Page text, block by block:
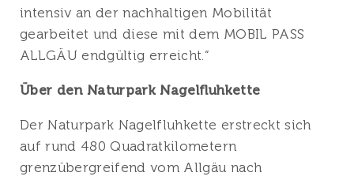
intensiv an der nachhaltigen Mobilität
gearbeitet und diese mit dem MOBIL PASS
ALLGÄU endgültig erreicht.“
Über den Naturpark Nagelfluhkette
Der Naturpark Nagelfluhkette erstreckt sich
auf rund 480 Quadratkilometern
grenzübergreifend vom Allgäu nach